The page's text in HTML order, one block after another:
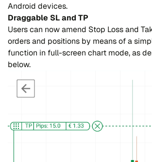
Android devices.
Draggable SL and TP
Users can now amend Stop Loss and
orders and positions by means of a
function in full-screen chart mode, as
below.